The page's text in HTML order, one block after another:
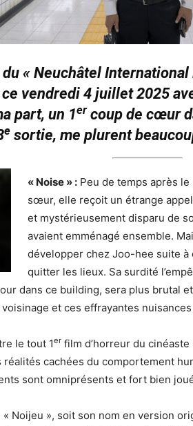
« Neuchâtel
vendredi 4 juillet 2025
part, un 1ercoup de cœur
e sortie, me plurent
« Noise » : Peu de temps après
sœur, elle reçoit un étrange
et mystérieusement disparu de
avaient emménagé ensemble.
développer chez Joo-hee suite
quitter les lieux. Sa surdité
dans ce building, sera plus brutal
et ces effrayantes
le tout 1er film d’horreur du
cachées du comportement
sont omniprésents et fort bien
« Noijeu », soit son nom en version